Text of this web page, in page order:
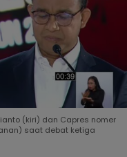
(kiri) dan Capres nomer
saat debat ketiga